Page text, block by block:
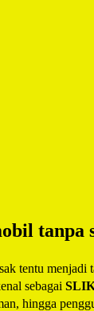
tanpa
tentu
sebagai
hingga